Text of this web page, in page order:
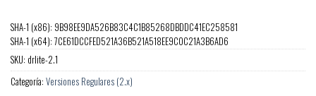
SHA-1 (x86): 9B98EE9DA526B83C4C1B85268DBDDC41EC258581
SHA-1 (x64): 7CE61DCCFED521A36B521A518EE9C0C21A3B6AD6
SKU: drlite-2.1
Categoría: Versiones Regulares (2.x)